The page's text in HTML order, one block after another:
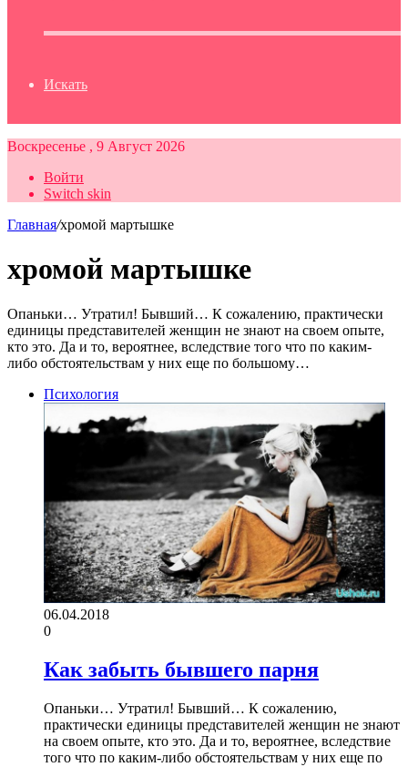
Искать
Воскресенье , 9 Август 2026
Войти
Switch skin
Главная/хромой мартышке
хромой мартышке
Опаньки… Утратил! Бывший… К сожалению, практически
единицы представителей женщин не знают на своем опыте,
кто это. Да и то, вероятнее, вследствие того что по каким-
либо обстоятельствам у них еще по большому…
Психология
06.04.2018
0
Как забыть бывшего парня
Опаньки… Утратил! Бывший… К сожалению,
практически единицы представителей женщин не знают
на своем опыте, кто это. Да и то, вероятнее, вследствие
того что по каким-либо обстоятельствам у них еще по